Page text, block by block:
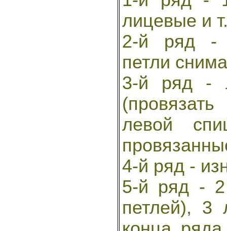
лицевые и
2-й ряд -
петли
3-й ряд -
левой
4-й ряд -
5-й ряд - 2
петлей), 3